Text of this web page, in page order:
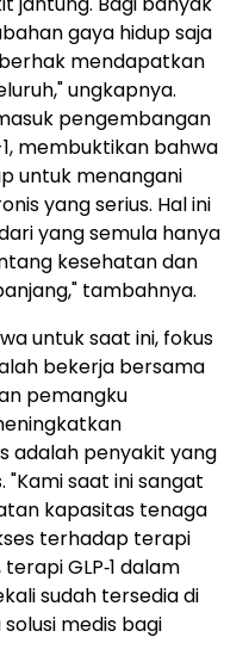
gaya hidup saja
mendapatkan
ungkapnya.
pengembangan
membuktikan bahwa
untuk menangani
yang serius. Hal ini
yang semula hanya
kesehatan dan
tambahnya.
untuk saat ini, fokus
bekerja bersama
pemangku
adalah penyakit yang
"Kami saat ini sangat
kapasitas tenaga
terhadap terapi
GLP‑1 dalam
sudah tersedia di
medis bagi